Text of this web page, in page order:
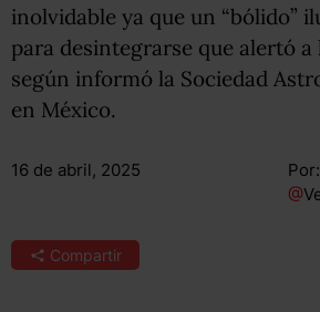
inolvidable ya que un “bólido”
para desintegrarse que alertó a
según informó la Sociedad
en México.
16 de abril, 2025 Por:
@
Compartir